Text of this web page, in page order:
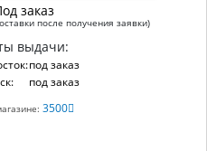
заказ
после получения заявки)
выдачи:
под заказ
под заказ
3500